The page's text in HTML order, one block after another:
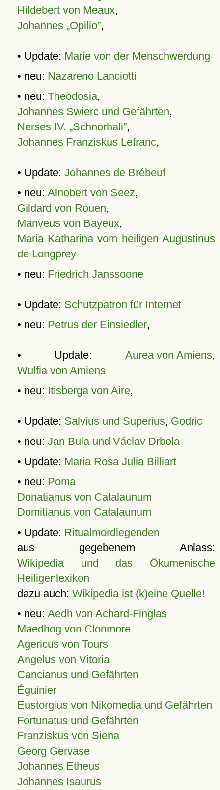
Hildebert von Meaux,
Johannes „Opilio”,
• Update: Marie von der Menschwerdung
• neu: Nazareno Lanciotti
• neu: Theodosia,
Johannes Swierc und Gefährten,
Nerses IV. „Schnorhali”,
Johannes Franziskus Lefranc,
• Update: Johannes de Brébeuf
• neu: Alnobert von Seez,
Gildard von Rouen,
Manveus von Bayeux,
Maria Katharina vom heiligen Augustinus
de Longprey
• neu: Friedrich Janssoone
• Update: Schutzpatron für Internet
• neu: Petrus der Einsiedler,
• Update: Aurea von Amiens,
Wulfia von Amiens
• neu: Itisberga von Aire,
• Update: Salvius und Superius, Godric
• neu: Jan Bula und Václav Drbola
• Update: Maria Rosa Julia Billiart
• neu: Poma
Donatianus von Catalaunum
Domitianus von Catalaunum
• Update: Ritualmordlegenden
aus gegebenem Anlass:
Wikipedia und das Ökumenische
Heiligenlexikon
dazu auch: Wikipedia ist (k)eine Quelle!
• neu: Aedh von Achard-Finglas
Maedhog von Clonmore
Agericus von Tours
Angelus von Vitoria
Cancianus und Gefährten
Éguinier
Eustorgius von Nikomedia und Gefährten
Fortunatus und Gefährten
Franziskus von Siena
Georg Gervase
Johannes Etheus
Johannes Isaurus